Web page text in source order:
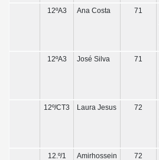
12ºA3 Ana Costa 71
12ºA3 José Silva 71
12º/CT3 Laura Jesus 72
12.º/1
Amirhossein
72